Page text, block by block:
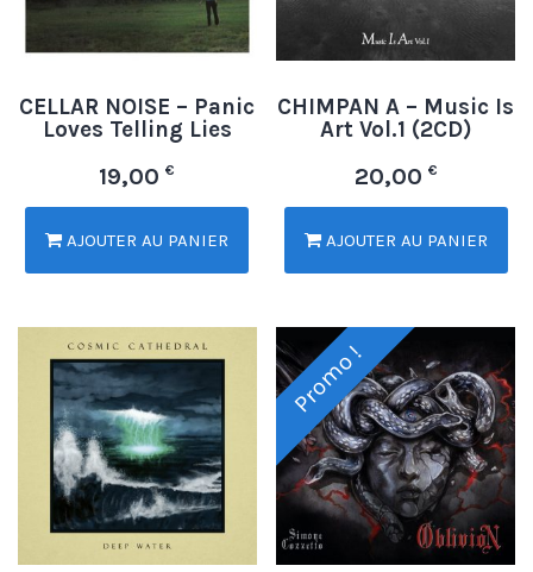
CELLAR NOISE – Panic
Loves Telling Lies
19,00€
AJOUTER AU PANIER
CHIMPAN A – Music Is
Art Vol.1 (2CD)
20,00 €
AJOUTER AU PANIER
Promo !